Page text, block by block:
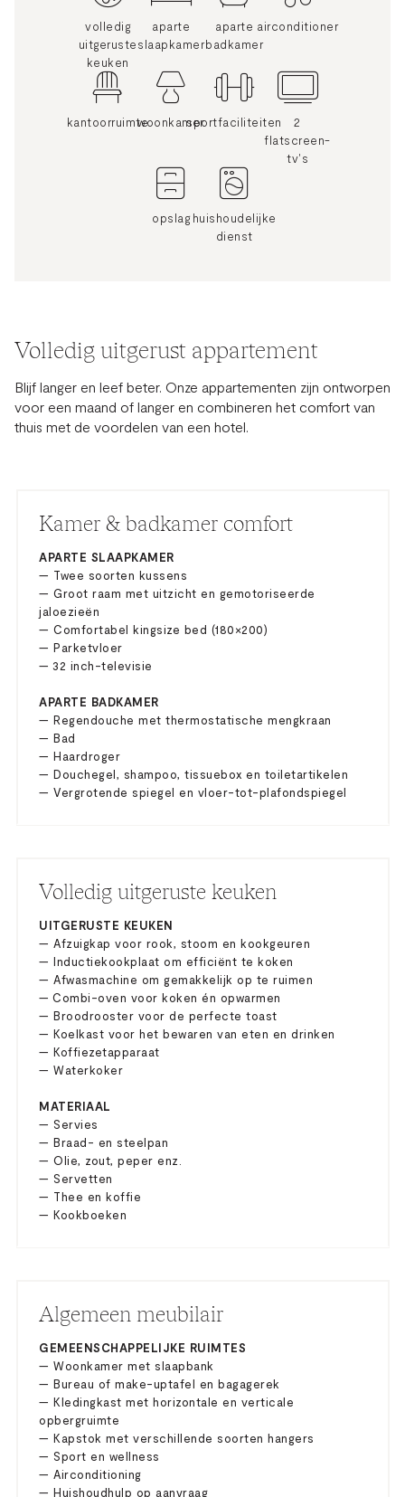
volledig
uitgeruste
keuken
aparte
slaapkamer
aparte
badkamer
airconditioner
kantoorruimtewoonkamersportfaciliteiten
2
flatscreen-
tv's
opslag huishoudelijke
dienst
Volledig uitgerust appartement
Blijf langer en leef beter. Onze appartementen zijn ontworpen
voor een maand of langer en combineren het comfort van
thuis met de voordelen van een hotel.
Kamer & badkamer comfort
APARTE SLAAPKAMER
— Twee soorten kussens
— Groot raam met uitzicht en gemotoriseerde
jaloezieën
— Comfortabel kingsize bed (180×200)
— Parketvloer
— 32 inch-televisie
APARTE BADKAMER
— Regendouche met thermostatische mengkraan
— Bad
— Haardroger
— Douchegel, shampoo, tissuebox en toiletartikelen
— Vergrotende spiegel en vloer-tot-plafondspiegel
Volledig uitgeruste keuken
UITGERUSTE KEUKEN
— Afzuigkap voor rook, stoom en kookgeuren
— Inductiekookplaat om efficiënt te koken
— Afwasmachine om gemakkelijk op te ruimen
— Combi-oven voor koken én opwarmen
— Broodrooster voor de perfecte toast
— Koelkast voor het bewaren van eten en drinken
— Koffiezetapparaat
— Waterkoker
MATERIAAL
— Servies
— Braad- en steelpan
— Olie, zout, peper enz.
— Servetten
— Thee en koffie
— Kookboeken
Algemeen meubilair
GEMEENSCHAPPELIJKE RUIMTES
— Woonkamer met slaapbank
— Bureau of make-uptafel en bagagerek
— Kledingkast met horizontale en verticale
opbergruimte
— Kapstok met verschillende soorten hangers
— Sport en wellness
— Airconditioning
— Huishoudhulp op aanvraag